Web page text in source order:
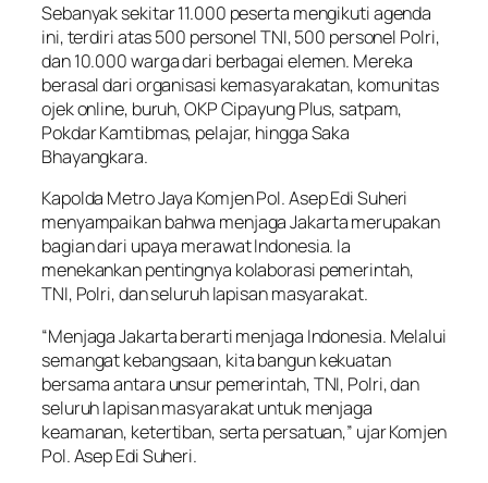
Sebanyak sekitar 11.000 peserta mengikuti agenda
ini, terdiri atas 500 personel TNI, 500 personel Polri,
dan 10.000 warga dari berbagai elemen. Mereka
berasal dari organisasi kemasyarakatan, komunitas
ojek online, buruh, OKP Cipayung Plus, satpam,
Pokdar Kamtibmas, pelajar, hingga Saka
Bhayangkara.
Kapolda Metro Jaya Komjen Pol. Asep Edi Suheri
menyampaikan bahwa menjaga Jakarta merupakan
bagian dari upaya merawat Indonesia. Ia
menekankan pentingnya kolaborasi pemerintah,
TNI, Polri, dan seluruh lapisan masyarakat.
“Menjaga Jakarta berarti menjaga Indonesia. Melalui
semangat kebangsaan, kita bangun kekuatan
bersama antara unsur pemerintah, TNI, Polri, dan
seluruh lapisan masyarakat untuk menjaga
keamanan, ketertiban, serta persatuan,” ujar Komjen
Pol. Asep Edi Suheri.